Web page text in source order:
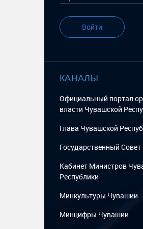
Войти
КАНАЛЫ
Официальный портал
власти Чувашской
Глава Чувашской
Государственный Cовет
Кабинет Министров
Республики
Минкультуры Чувашии
Минцифры Чувашии